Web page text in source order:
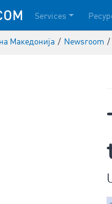
Services
Македонија / Newsroom /